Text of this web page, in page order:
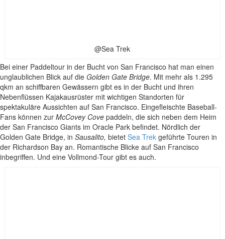
@Sea Trek
Bei einer Paddeltour in der Bucht von San Francisco hat man einen
unglaublichen Blick auf die Golden Gate Bridge. Mit mehr als 1.295
qkm an schiffbaren Gewässern gibt es in der Bucht und ihren
Nebenflüssen Kajakausrüster mit wichtigen Standorten für
spektakuläre Aussichten auf San Francisco. Eingefleischte Baseball-
Fans können zur McCovey Cove paddeln, die sich neben dem Heim
der San Francisco Giants im Oracle Park befindet. Nördlich der
Golden Gate Bridge, in Sausalito, bietet Sea Trek geführte Touren in
der Richardson Bay an. Romantische Blicke auf San Francisco
inbegriffen. Und eine Vollmond-Tour gibt es auch.